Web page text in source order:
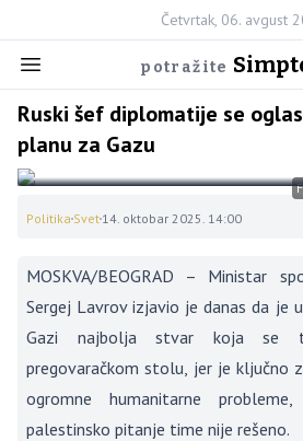
Četvrtak, 06. avgust
potražite
Ruski šef diplomatije se
planu za Gazu
Politika Svet 14. oktobar 2025. 14:00
MOSKVA/BEOGRAD – Ministar
Sergej Lavrov izjavio je danas da je
Gazi najbolja stvar koja se
pregovaračkom stolu, jer je ključno
ogromne humanitarne
palestinsko pitanje time nije rešeno.